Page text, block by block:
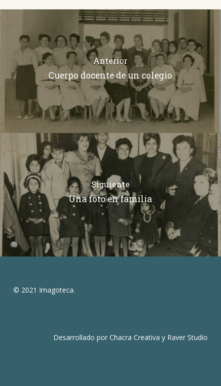
Anterior
Cuerpo docente de un colegio
Siguiente
Una foto en familia
© 2021 Imagoteca.
Desarrollado porChacra Creativa y Raver Studio